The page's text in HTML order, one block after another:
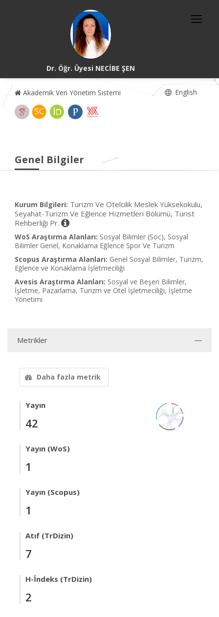
Dr. Öğr. Üyesi NECİBE ŞEN
Akademik Veri Yönetim Sistemi English
Genel Bilgiler
Kurum Bilgileri: Turizm Ve Otelcilik Meslek Yüksekokulu,
Seyahat-Turizm Ve Eğlence Hizmetleri Bölümü, Turist
Rehberliği Pr.
WoS Araştırma Alanları: Sosyal Bilimler (Soc), Sosyal
Bilimler Genel, Konaklama Eğlence Spor Ve Turizm
Scopus Araştırma Alanları: Genel Sosyal Bilimler, Turizm,
Eğlence ve Konaklama İşletmeciliği
Avesis Araştırma Alanları: Sosyal ve Beşeri Bilimler,
İşletme, Pazarlama, Turizm ve Otel İşletmeciliği, İşletme
Yönetimi
Metrikler
Daha fazla metrik
Yayın
42
Yayın (WoS)
1
Yayın (Scopus)
1
Atıf (TrDizin)
7
H-İndeks (TrDizin)
2